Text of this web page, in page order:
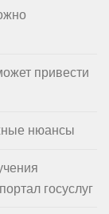
привести
нюансы
госуслуг